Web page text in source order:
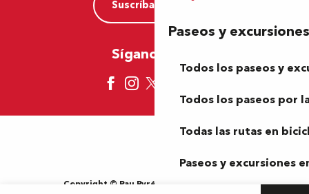
Paseos y excursiones
Todos los paseos y
Todos los paseos por
Todas las rutas en
Paseos y excursiones
Suscríbase ahora
Síganos aquí
Copyright © Pau Pyrénées Tourisme 2024